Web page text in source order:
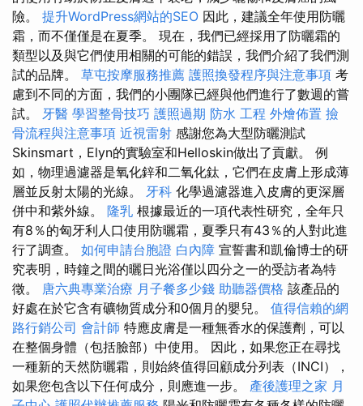
險。 提升WordPress網站的SEO 因此，建議全年使用防曬
霜，而不僅僅是在夏季。 現在，我們已經採用了防曬霜的
類型以及與它們使用相關的可能的錯誤，我們介紹了我們測
試的品牌。 草屯按摩服務推薦 護照換發程序與注意事項 考
慮到不同的方面，我們的小團隊已經與他們進行了數週的嘗
試。 牙醫 學習整骨技巧 護照過期 防水 工程 外燴佈置 撿
骨流程與注意事項 近視雷射 感謝您為大型防曬測試
Skinsmart，Elyn的實驗室和Helloskin做出了貢獻。 例
如，物理過濾器是氧化鋅和二氧化鈦，它們在皮膚上形成薄
層並反射太陽的光線。 牙科 化學過濾器進入皮膚的更深層
併中和紫外線。 隆乳 根據最近的一項代表性研究，全年只
有8％的匈牙利人口使用防曬霜，夏季只有43％的人對此進
行了調查。 如何申請台胞證 白內障 宣誓書和凱倫博士的研
究表明，時鐘之間的曬日光浴僅以四分之一的受訪者為特
徵。 唐六典專業治療 月子餐多少錢 助聽器價格 該產品的
好處在於它含有礦物質成分和0個月的嬰兒。 值得信賴的網
路行銷公司 會計師 特應皮膚是一種無香水的保護劑，可以
在整個身體（包括臉部）中使用。 因此，如果您正在尋找
一種新的天然防曬霜，則始終值得回顧成分列表（INCI），
如果您包含以下任何成分，則應進一步。 產後護理之家 月